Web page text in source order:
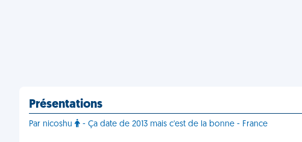
Présentations
Par nicoshu - Ça date de 2013 mais c'est de la bonne - France